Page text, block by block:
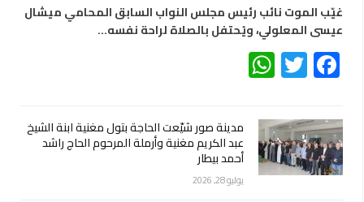
غيّب الموت نائب رئيس مجلس النواب السابق المحامي ميشال
عيسى المعلولي، ويُحتفل بالصلاة لراحة نفسه…
Facebook
Twitter
مدينة صور شيّعت الحاجة بتول مغنية ابنة الشيخ
عبد الكريم مغنية وأرملة المرحوم الحاج راشد
أحمد بيطار
يوليو 28, 2026